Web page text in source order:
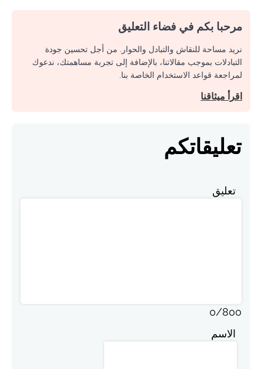
مرحبا بكم في فضاء التعليق
نريد مساحة للنقاش والتبادل والحوار. من أجل تحسين جودة
التبادلات بموجب مقالاتنا، بالإضافة إلى تجربة مساهمتك، ندعوك
لمراجعة قواعد الاستخدام الخاصة بنا.
اقرأ ميثاقنا
تعليقاتكم
تعليق
0/800
الاسم